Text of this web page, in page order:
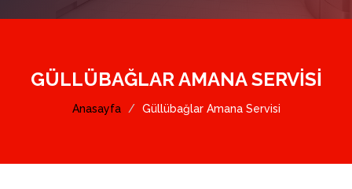
GÜLLÜBAĞLAR AMANA SERVISI
Anasayfa Güllübağlar Amana Servisi